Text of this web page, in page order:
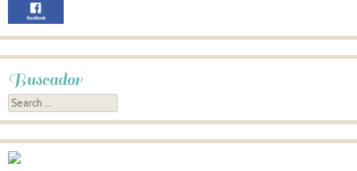
Buscador
Search